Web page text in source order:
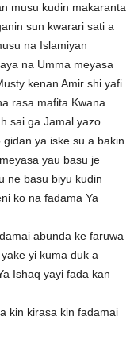
musu kudin makaranta
sun kwarari sati a
na Islamiyan
na Umma meyasa
kenan Amir shi yafi
rasa mafita Kwana
sai ga Jamal yazo
gidan ya iske su a bakin
yau basu je
ne basu biyu kudin
ko na fadama Ya
abunda ke faruwa
yi kuma duk a
Ishaq yayi fada kan
kin kirasa kin fadamai